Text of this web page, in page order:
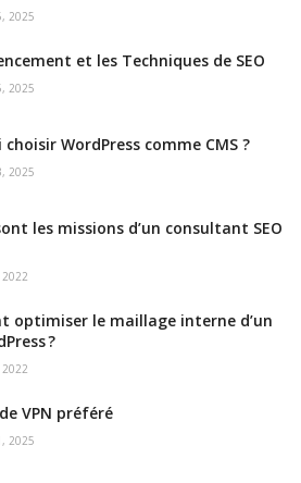
2025
et les Techniques de SEO
2025
WordPress comme CMS ?
2025
les missions d’un consultant SEO
optimiser le maillage interne d’un
?
VPN préféré
2025